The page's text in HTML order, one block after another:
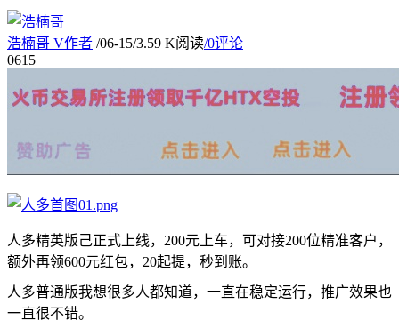
浩楠哥 V作者 /06-15/3.59 K阅读/0评论
0615
人多精英版己正式上线，200元上车，可对接200位精准客户，
额外再领600元红包，20起提，秒到账。
人多普通版我想很多人都知道，一直在稳定运行，推广效果也
一直很不错。